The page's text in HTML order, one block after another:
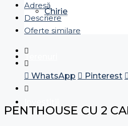
Chirie
Terenuri
Adresă
Descriere
Oferte similare
WhatsApp Pinterest
PENTHOUSE CU 2